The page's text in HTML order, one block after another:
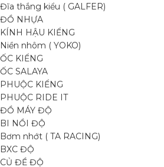
Đĩa thắng kiểu ( GALFER)
ĐỒ NHỰA
KÍNH HẬU KIỂNG
Niền nhôm ( YOKO)
ỐC KIỂNG
ỐC SALAYA
PHUỘC KIỂNG
PHUỘC RIDE IT
ĐỒ MÁY ĐỘ
BI NỒI ĐỘ
Bơm nhớt ( TA RACING)
BXC ĐỘ
CỦ ĐỀ ĐỘ